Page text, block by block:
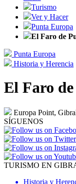
Turismo
Ver y Hacer
Punta Europa
El Faro de
Punta Europa
Historia y Herencia
El Faro
Europa Point,
SÍGUENOS
TURISMO EN
Historia y